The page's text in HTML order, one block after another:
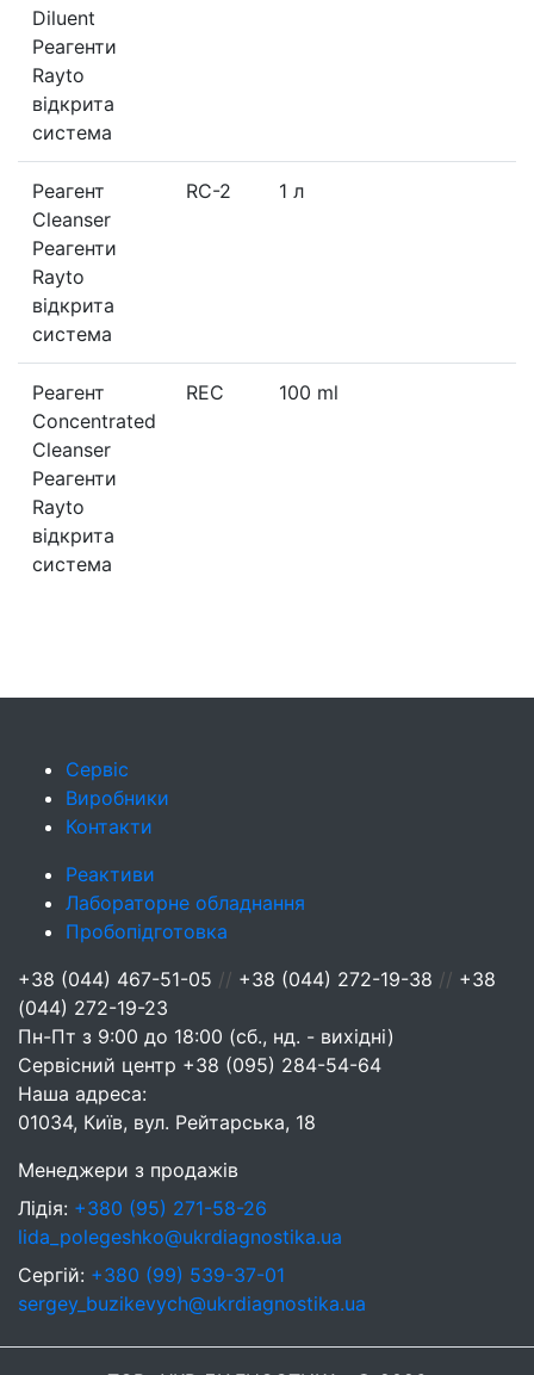
Diluent
Реагенти
Rayto
відкрита
система
Реагент
Cleanser
Реагенти
Rayto
відкрита
система
RC-2 1 л
Реагент
Concentrated
Cleanser
Реагенти
Rayto
відкрита
система
REC 100 ml
Сервіс
Виробники
Контакти
Реактиви
Лабораторне обладнання
Пробопідготовка
+38 (044) 467-51-05 // +38 (044) 272-19-38 // +38
(044) 272-19-23
Пн-Пт з 9:00 до 18:00 (сб., нд. - вихідні)
Сервісний центр +38 (095) 284-54-64
Наша адреса:
01034, Київ, вул. Рейтарська, 18
Менеджери з продажів
Лідія: +380 (95) 271-58-26
lida_polegeshko@ukrdiagnostika.ua
Сергій: +380 (99) 539-37-01
sergey_buzikevych@ukrdiagnostika.ua